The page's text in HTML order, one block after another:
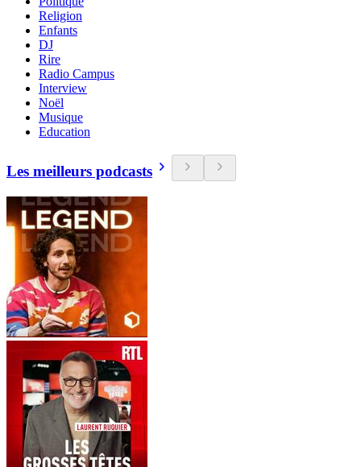
Religion
Enfants
DJ
Rire
Radio Campus
Interview
Noël
Musique
Education
Les meilleurs podcasts